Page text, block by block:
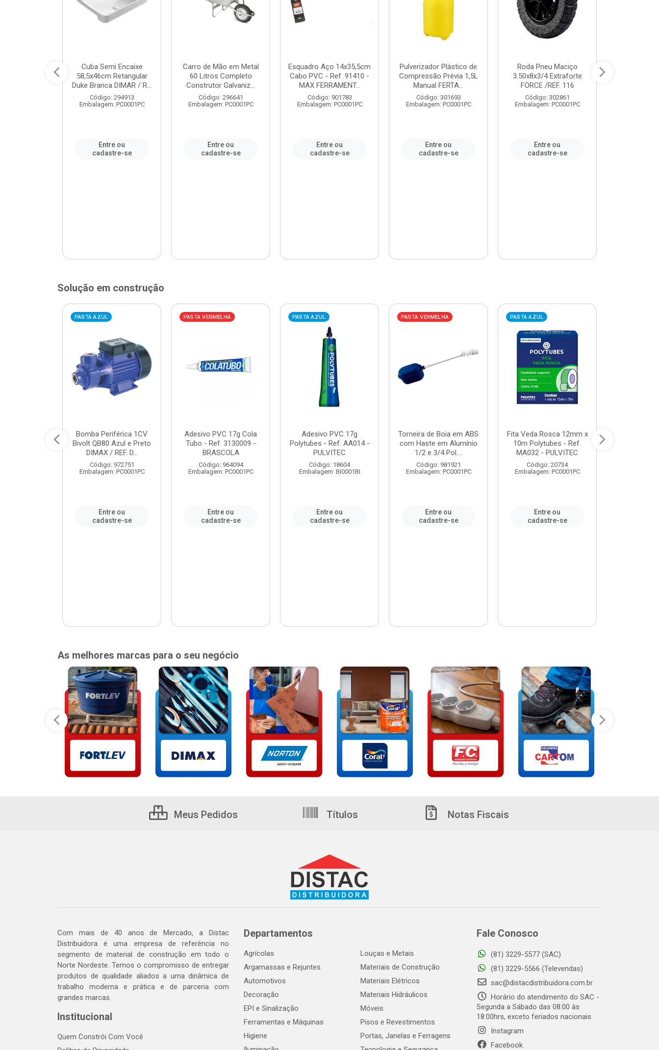
Cuba Semi Encaixe
58,5x46cm Retangular
Duke Branca DIMAR / R...
Código: 294913
Embalagem: PC0001PC
Entre ou
cadastre-se
Carro de Mão em Metal
60 Litros Completo
Construtor Galvaniz...
Código: 296641
Embalagem: PC0001PC
Entre ou
cadastre-se
Esquadro Aço 14x35,5cm
Cabo PVC - Ref. 91410 -
MAX FERRAMENT...
Código: 901783
Embalagem: PC0001PC
Entre ou
cadastre-se
Pulverizador Plástico de
Compressão Prévia 1,5L
Manual FERTA...
Código: 301693
Embalagem: PC0001PC
Entre ou
cadastre-se
Roda Pneu Maciço
3.50x8x3/4 Extraforte
FORCE /REF. 116
Código: 302861
Embalagem: PC0001PC
Entre ou
cadastre-se
Solução em construção
PASTA AZUL
Bomba Periférica 1CV
Bivolt QB80 Azul e Preto
DIMAX / REF. D...
Código: 972751
Embalagem: PC0001PC
Entre ou
cadastre-se
PASTA VERMELHA
Adesivo PVC 17g Cola
Tubo - Ref. 3130009 -
BRASCOLA
Código: 964094
Embalagem: PC0001PC
Entre ou
cadastre-se
PASTA AZUL
Adesivo PVC 17g
Polytubes - Ref. AA014 -
PULVITEC
Código: 18604
Embalagem: BI0001BI
Entre ou
cadastre-se
PASTA VERMELHA
Torneira de Boia em ABS
com Haste em Alumínio
1/2 e 3/4 Pol....
Código: 981921
Embalagem: PC0001PC
Entre ou
cadastre-se
PASTA AZUL
Fita Veda Rosca 12mm x
10m Polytubes - Ref.
MA032 - PULVITEC
Código: 20734
Embalagem: PC0001PC
Entre ou
cadastre-se
As melhores marcas para o seu negócio
Meus Pedidos Títulos Notas Fiscais
Com mais de 40 anos de Mercado, a Distac
Distribuidora é uma empresa de referência no
segmento de material de construção em todo o
Norte Nordeste. Temos o compromisso de entregar
produtos de qualidade aliados a uma dinâmica de
trabalho moderna e prática e de parceria com
grandes marcas.
Institucional
Quem Constrói Com Você
Departamentos
Agrícolas
Argamassas e Rejuntes
Automotivos
Decoração
EPI e Sinalização
Ferramentas e Máquinas
Higiene
Louças e Metais
Materiais de Construção
Materiais Elétricos
Materiais Hidráulicos
Móveis
Pisos e Revestimentos
Portas, Janelas e Ferragens
Fale Conosco
(81) 3229-5577 (SAC)
(81) 3229-5566 (Televendas)
sac@distacdistribuidora.com.br
Horário do atendimento do SAC -
Segunda a Sábado das 08:00 às
18:00hrs, exceto feriados nacionais.
Instagram
Facebook